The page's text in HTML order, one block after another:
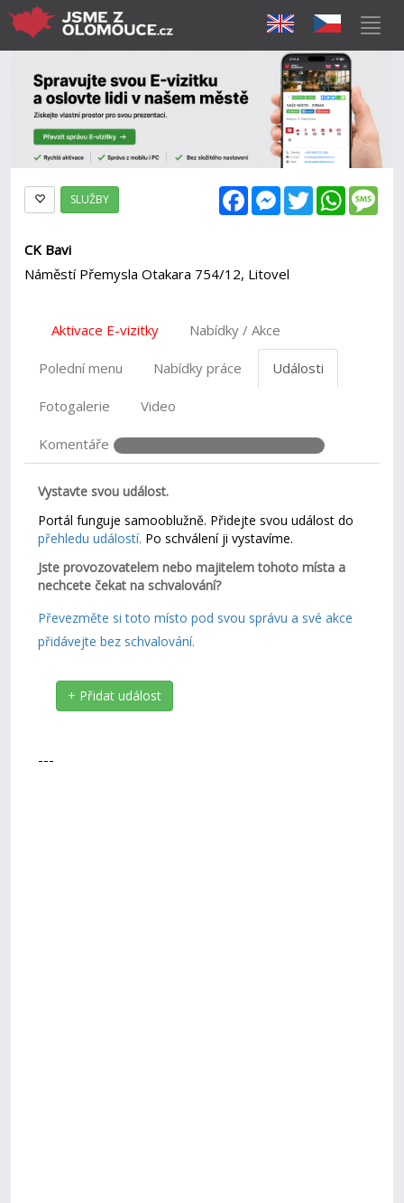
FacebookMessenger
Twitter
SLUŽBY
CK Bavi
Náměstí Přemysla Otakara 754/12, Litovel
Aktivace E-vizitky Nabídky / Akce
Polední menu Nabídky práce Události
Fotogalerie Video
Komentáře
Vystavte svou událost.
Portál funguje samooblužně. Přidejte svou událost do
přehledu událostí. Po schválení ji vystavíme.
Jste provozovatelem nebo majitelem tohoto místa a
nechcete čekat na schvalování?
Převezměte si toto místo pod svou správu a své akce
přidávejte bez schvalování.
+ Přidat událost
---